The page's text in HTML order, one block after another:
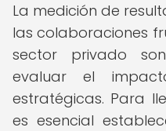
La medición de
las colaboraciones
sector privado
evaluar el
estratégicas. Para
es esencial